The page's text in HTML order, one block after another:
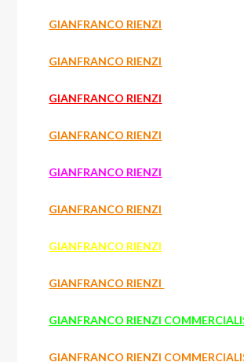
GIANFRANCO RIENZI
GIANFRANCO RIENZI
GIANFRANCO RIENZI
GIANFRANCO RIENZI
GIANFRANCO RIENZI
GIANFRANCO RIENZI
GIANFRANCO RIENZI
GIANFRANCO RIENZI
GIANFRANCO RIENZI
GIANFRANCO RIENZI